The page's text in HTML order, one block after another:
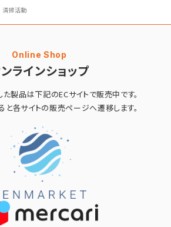
清掃活動
Online Shop
ラインショップ
た製品は下記のECサイトで販売中です。
と各サイトの販売ページへ遷移します。